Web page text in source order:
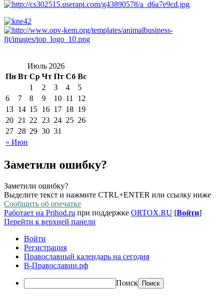
Июль 2026
Пн Вт Ср Чт Пт Сб Вс
« Июн
1 2 3 4
5
6
7 8 9 10 11
12
13 14 15 16 17 18 19
20 21 22 23 24 25 26
27 28 29 30 31
Заметили ошибку?
Заметили ошибку?
Выделите текст и нажмите CTRL+ENTER или ссылку ниже
Сообщить об опечатке
Работает на Prihod.ru при поддержке ORTOX.RU [Войти]
Перейти к верхней панели
Войти
Регистрация
Православный календарь на сегодня
В-Православии.рф
Поиск